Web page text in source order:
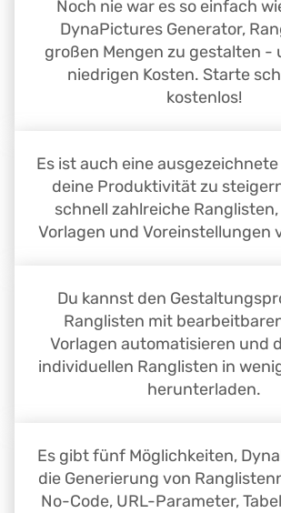
Noch nie war es so einfach
DynaPictures Generator,
großen Mengen zu gestalten -
niedrigen Kosten. Starte
kostenlos!
Es ist auch eine
deine Produktivität zu
schnell zahlreiche
Vorlagen und Voreinstellungen
Du kannst den
Ranglisten mit
Vorlagen automatisieren und
individuellen Ranglisten in
herunterladen.
Es gibt fünf Möglichkeiten,
die Generierung von
No-Code, URL-Parameter,